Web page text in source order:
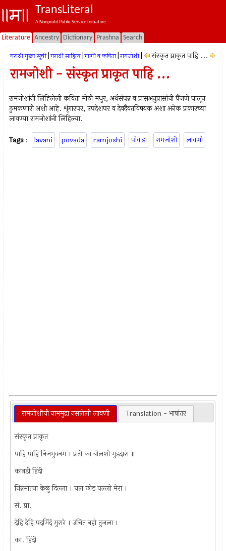
TransLiteral
A Nonprofit Public Service Initiative.
Literature Ancestry Dictionary Prashna Search
मराठी मुख्य सूची मराठी साहित्य गाणी व कविता रामजोशी संस्कृत प्राकृत पाहि ...
रामजोशी - संस्कृत प्राकृत पाहि ...
रामजोशांनी लिहिलेली कविता मोठी मधुर, अर्थसंपन्न व प्रासअनुप्रासांची पैंजणे घालून
ठुमकणारी अशी आहे. शृंगारपर, उपदेशपर व देवदैवतविषयक अशा अनेक प्रकारच्या
लावण्या रामजोशांनी लिहिल्या.
Tags : lavani povada ramjoshi पोवाडा रामजोशी लावणी
रामजोशींची नाममुद्रा नसलेली लावणी Translation - भाषांतर
संस्कृत प्राकृत
पाहि पाहि निजभुवनम । प्रती का बोलशी मुडदारा ॥
कानडी हिंदी
निन्नमातना केळु दिल्ला । चल छोड पल्लो मेरा ।
सं. प्रा.
देहि देहि पदमिंदं मुरारे । उचित नहो तुजला ।
का. हिंदी